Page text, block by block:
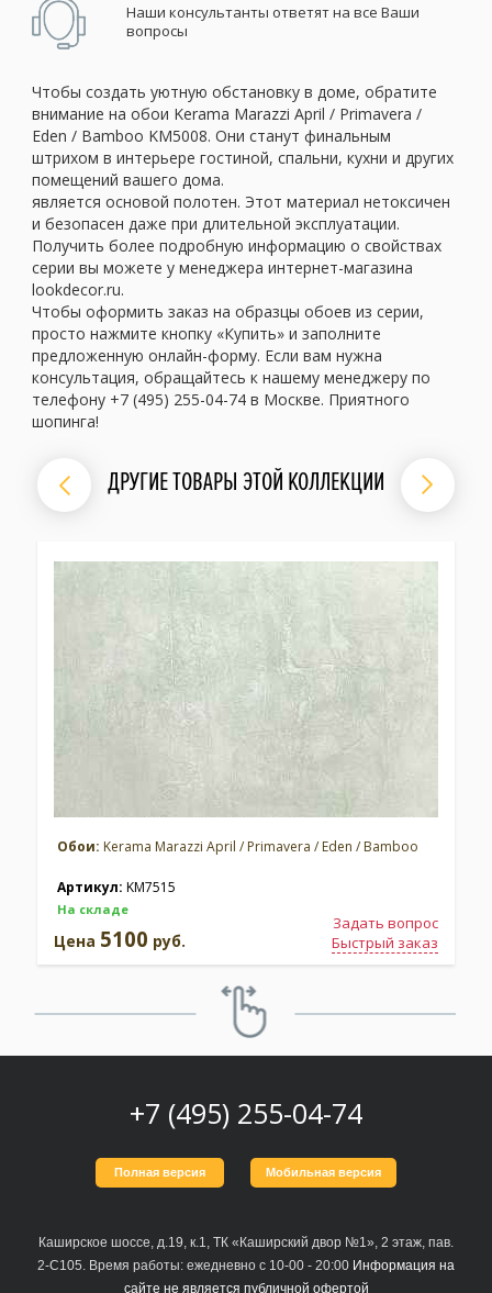
Наши консультанты ответят на все Ваши
вопросы
Чтобы создать уютную обстановку в доме, обратите
внимание на обои Kerama Marazzi April / Primavera /
Eden / Bamboo KM5008. Они станут финальным
штрихом в интерьере гостиной, спальни, кухни и других
помещений вашего дома.
является основой полотен. Этот материал нетоксичен
и безопасен даже при длительной эксплуатации.
Получить более подробную информацию о свойствах
серии вы можете у менеджера интернет-магазина
lookdecor.ru.
Чтобы оформить заказ на образцы обоев из серии,
просто нажмите кнопку «Купить» и заполните
предложенную онлайн-форму. Если вам нужна
консультация, обращайтесь к нашему менеджеру по
телефону +7 (495) 255-04-74 в Москве. Приятного
шопинга!
ДРУГИЕ ТОВАРЫ ЭТОЙ КОЛЛЕКЦИИ
Обои: Kerama Marazzi April / Primavera / Eden / Bamboo
Артикул: KM7515
На складе
Задать вопрос
Быстрый заказ
Цена 5100 руб.
+7 (495) 255-04-74
Полная версия Мобильная версия
Каширское шоссе, д.19, к.1, ТК «Каширский двор №1», 2 этаж, пав.
2-С105. Время работы: ежедневно с 10-00 - 20:00 Информация на
сайте не является публичной офертой